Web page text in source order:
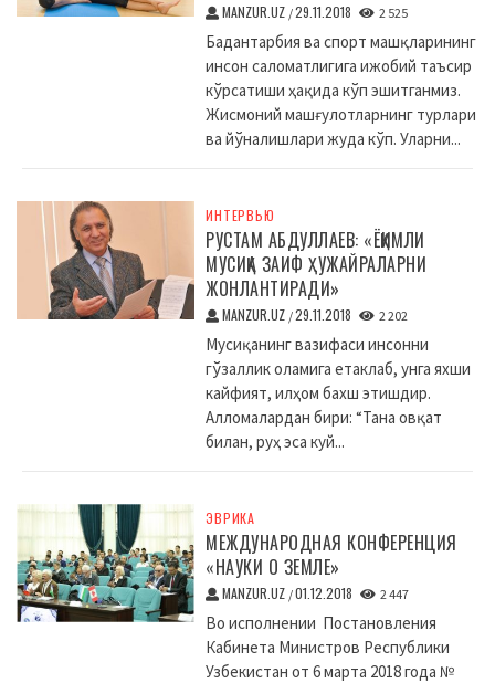
MANZUR.UZ /29.11.2018 2 525
Бадантарбия ва спорт машқларининг
инсон саломатлигига ижобий таъсир
кўрсатиши ҳақида кўп эшитганмиз.
Жисмоний машғулотларнинг турлари
ва йўналишлари жуда кўп. Уларни...
ИНТЕРВЬЮ
РУСТАМ АБДУЛЛАЕВ: «ЁҚИМЛИ
МУСИҚА ЗАИФ ҲУЖАЙРАЛАРНИ
ЖОНЛАНТИРАДИ»
MANZUR.UZ /29.11.2018 2 202
Мусиқанинг вазифаси инсонни
гўзаллик оламига етаклаб, унга яхши
кайфият, илҳом бахш этишдир.
Алломалардан бири: “Тана овқат
билан, руҳ эса куй...
ЭВРИКА
МЕЖДУНАРОДНАЯ КОНФЕРЕНЦИЯ
«НАУКИ О ЗЕМЛЕ»
MANZUR.UZ /01.12.2018 2 447
Во исполнении Постановления
Кабинета Министров Республики
Узбекистан от 6 марта 2018 года №